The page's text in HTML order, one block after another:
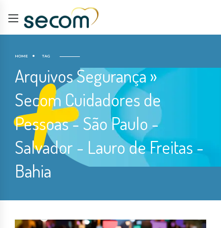
HOME TAG
Arquivos Segurança »
Secom Cuidadores de
Pessoas - São Paulo -
Salvador - Lauro de Freitas -
Bahia